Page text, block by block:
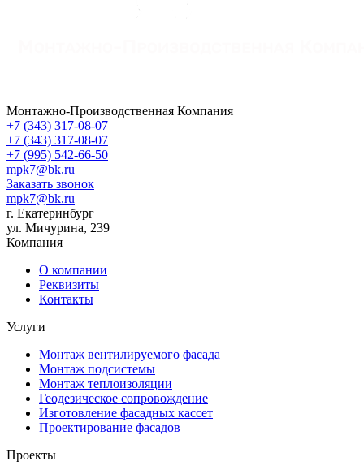
Монтажно-Производственная Компания
+7 (343) 317-08-07
+7 (343) 317-08-07
+7 (995) 542-66-50
mpk7@bk.ru
Заказать звонок
mpk7@bk.ru
г. Екатеринбург
ул. Мичурина, 239
Компания
О компании
Реквизиты
Контакты
Услуги
Монтаж вентилируемого фасада
Монтаж подсистемы
Монтаж теплоизоляции
Геодезическое сопровождение
Изготовление фасадных кассет
Проектирование фасадов
Проекты